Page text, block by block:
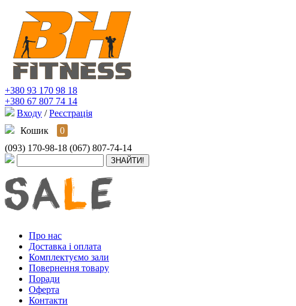
+380 93 170 98 18
+380 67 807 74 14
Входу / Реєстрація
Кошик
0
(093) 170-98-18 (067) 807-74-14
Про нас
Доставка і оплата
Комплектуємо зали
Повернення товару
Поради
Оферта
Контакти